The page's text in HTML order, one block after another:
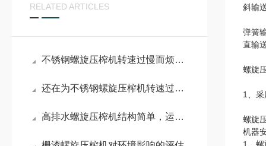
RELATED ARTICLES
不锈钢螺旋压榨机转速过慢而烦恼？
还在为不锈钢螺旋压榨机转速过慢而烦恼？
高排水螺旋压榨机结构简单，运行平稳
斜输
弹簧
直输
螺旋
1、
螺旋
机器